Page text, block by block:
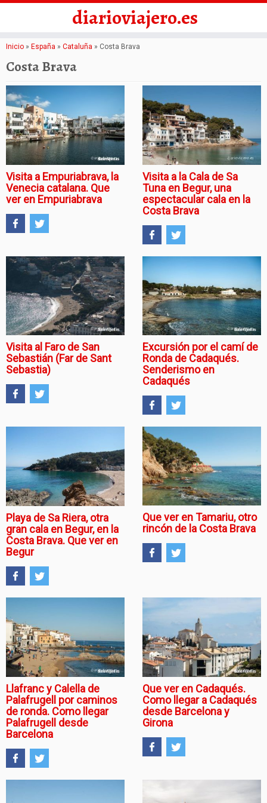
Saltar
diarioviajero.es
Inicio » España » Cataluña » Costa Brava
Costa Brava
Visita a Empuriabrava, la
Venecia catalana. Que
ver en Empuriabrava
Visita a la Cala de Sa
Tuna en Begur, una
espectacular cala en la
Costa Brava
Visita al Faro de San
Sebastián (Far de Sant
Sebastia)
Excursión por el camí de
Ronda de Cadaqués.
Senderismo en
Cadaqués
Playa de Sa Riera, otra
gran cala en Begur, en la
Costa Brava. Que ver en
Begur
Que ver en Tamariu, otro
rincón de la Costa Brava
Llafranc y Calella de
Palafrugell por caminos
de ronda. Como llegar
Palafrugell desde
Barcelona
Que ver en Cadaqués.
Como llegar a Cadaqués
desde Barcelona y
Girona